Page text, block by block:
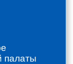
палаты